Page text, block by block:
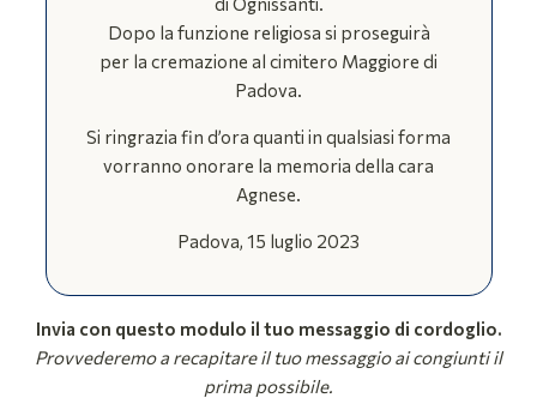
Dopo la funzione religiosa si proseguirà
per la cremazione al cimitero Maggiore di
Padova.
Si ringrazia fin d’ora quanti in qualsiasi forma
vorranno onorare la memoria della cara
Agnese.
Padova, 15 luglio 2023
Invia con questo modulo il tuo messaggio di cordoglio.
Provvederemo a recapitare il tuo messaggio ai congiunti il
prima possibile.